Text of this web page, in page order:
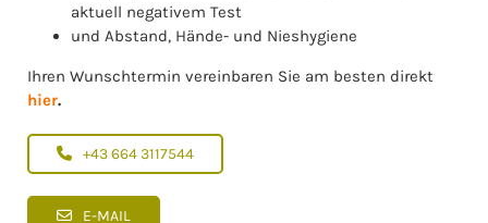
aktuell negativem Test
und Abstand, Hände- und Nieshygiene
Ihren Wunschtermin vereinbaren Sie am besten direkt
hier.
+43 664 3117544
E-MAIL